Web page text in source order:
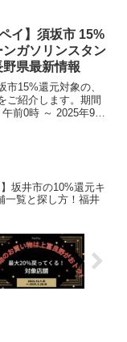
、とってもお得な企
イ】須坂市 15%
ガソリンスタン
野県最新情報
市15%還元対象の、
ご紹介します。期間
前0時 ～ 2025年9月
坂井市の10%還元キ
一覧と探し方！福井